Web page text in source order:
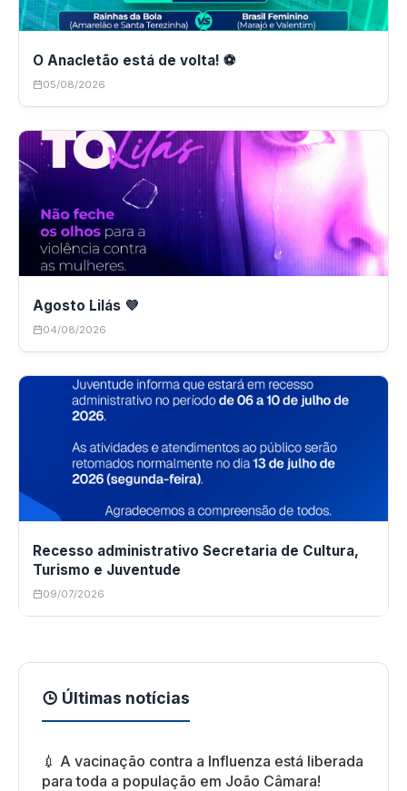
O Anacletão está de volta! ⚽
05/08/2026
Agosto Lilás 💜
04/08/2026
Recesso administrativo Secretaria de Cultura,
Turismo e Juventude
09/07/2026
Últimas notícias
💉 A vacinação contra a Influenza está liberada
para toda a população em João Câmara!